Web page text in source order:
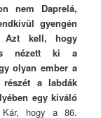
nem Daprelá,
gyengén
Azt kell, hogy
is nézett ki a
olyan ember a
a labdák
egy kiváló
Kár, hogy a 86.